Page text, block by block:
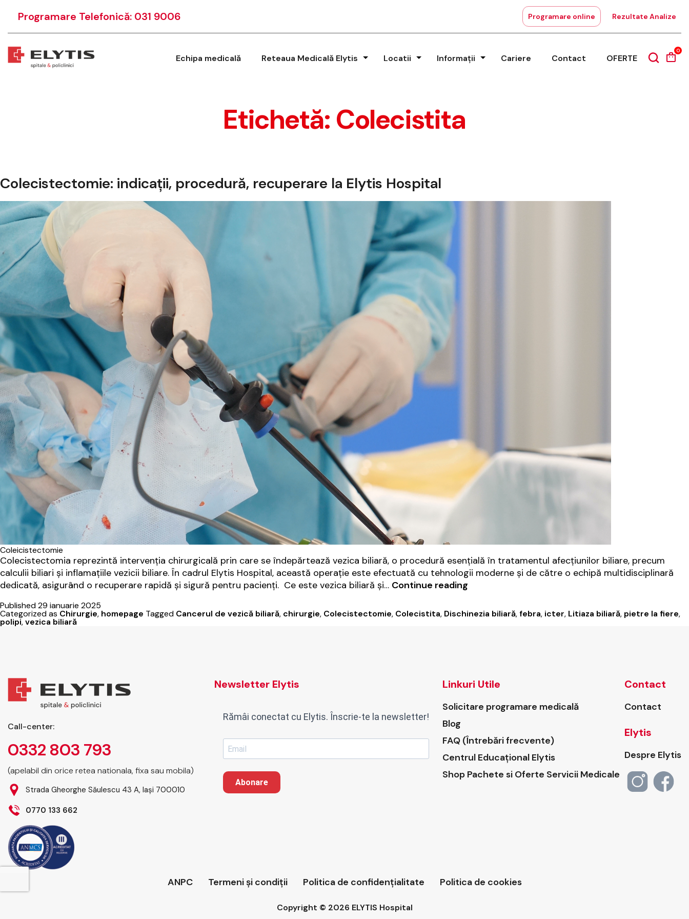
Programare Telefonică: 031 9006 Programare online Rezultate Analize
Echipa medicală Reteaua Medicală Elytis Locatii Informații Cariere Contact OFERTE
0
Etichetă: Colecistita
Colecistectomie: indicații, procedură, recuperare la Elytis Hospital
Coleicistectomie
Colecistectomia reprezintă intervenția chirurgicală prin care se îndepărtează vezica biliară, o procedură esențială în tratamentul afecțiunilor biliare, precum
calculii biliari și inflamațiile vezicii biliare. În cadrul Elytis Hospital, această operație este efectuată cu tehnologii moderne și de către o echipă multidisciplinară
dedicată, asigurând o recuperare rapidă și sigură pentru pacienți. Ce este vezica biliară și… Continue reading
procedură,
Published29 ianuarie 2025
Categorized as Chirurgie, homepage Tagged Cancerul de vezică biliară, chirurgie, Colecistectomie, Colecistita, Dischinezia biliară,febra, icter, Litiaza biliară, pietre la fiere,
polipi,vezica biliară
Call-center:
0332 803 793
(apelabil din orice retea nationala, fixa sau mobila)
Strada Gheorghe Săulescu 43 A, Iași 700010
0770 133 662
Newsletter Elytis
Rămâi conectat cu Elytis. Înscrie-te la newsletter!
Abonare
Linkuri Utile
Solicitare programare medicală
Blog
FAQ (Întrebări frecvente)
Centrul Educațional Elytis
Shop Pachete si Oferte Servicii Medicale
Contact
Contact
Elytis
Despre Elytis
ANPC Termeni și condiții Politica de confidențialitate Politica de cookies
Copyright © 2026 ELYTIS Hospital